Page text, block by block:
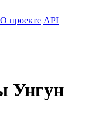
О проекте API
Унгун